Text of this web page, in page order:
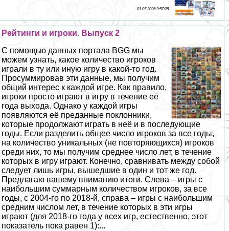
01 07 2026 9:57:28
Рейтинги и игроки. Выпуск 2
С помощью данных портала BGG мы
можем узнать, какое количество игроков
играли в ту или иную игру в какой-то год.
Просуммировав эти данные, мы получим
общий интерес к каждой игре. Как правило,
игроки просто играют в игру в течение её
года выхода. Однако у каждой игры
появляются её преданные поклонники,
которые продолжают играть в неё и в последующие
годы. Если разделить общее число игроков за все годы,
на количество уникальных (не повторяющихся) игроков
среди них, то мы получим среднее число лет, в течение
которых в игру играют. Конечно, сравнивать между собой
следует лишь игры, вышедшие в один и тот же год.
Предлагаю вашему вниманию итоги. Слева – игры с
наибольшим суммарным количеством игроков, за все
годы, с 2004-го по 2018-й, справа – игры с наибольшим
средним числом лет, в течение которых в эти игры
играют (для 2018-го года у всех игр, естественно, этот
показатель пока равен 1):...